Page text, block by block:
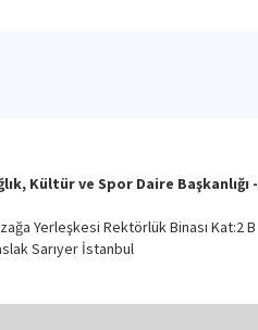
Kültür ve Spor Daire Başkanlığı -
Yerleşkesi Rektörlük Binası Kat:2 B
Sarıyer İstanbul